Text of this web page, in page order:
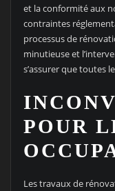
et la conformité aux
contraintes
processus de
minutieuse et
s’assurer que toutes
POUR
Les travaux de